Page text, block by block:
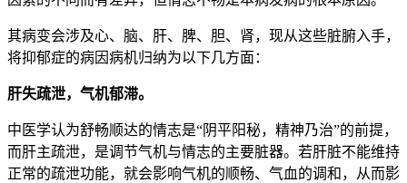
其病变会涉及心、脑、肝、脾、胆、肾，现从这些脏腑入手，
将抑郁症的病因病机归纳为以下几方面：
肝失疏泄，气机郁滞。
中医学认为舒畅顺达的情志是“阴平阳秘，精神乃治”的前提，
而肝主疏泄，是调节气机与情志的主要脏器。若肝脏不能维持
正常的疏泄功能，就会影响气机的顺畅、气血的调和，从而影